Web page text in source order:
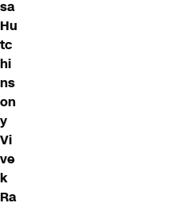
sa
Hu
tc
hi
ns
on
y
Vi
ve
k
Ra